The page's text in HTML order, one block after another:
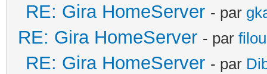
RE: Gira HomeServer - par
RE: Gira HomeServer - par
RE: Gira HomeServer - par